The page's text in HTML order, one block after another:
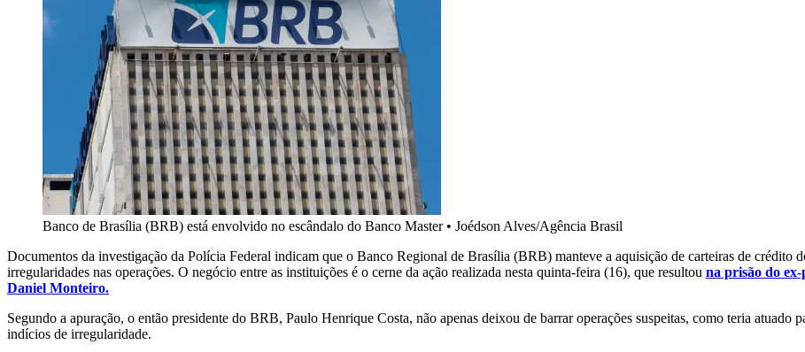
Banco de Brasília (BRB) está envolvido no escândalo do Banco Master• Joédson Alves/Agência Brasil
Documentos da investigação da Polícia Federal indicam que o Banco Regional de Brasília (BRB) manteve a aquisição de carteiras de crédito
irregularidades nas operações. O negócio entre as instituições é o cerne da ação realizada nesta quinta-feira (16), que resultou na prisão do
Daniel Monteiro.
Segundo a apuração, o então presidente do BRB, Paulo Henrique Costa, não apenas deixou de barrar operações suspeitas, como teria atuado
indícios de irregularidade.